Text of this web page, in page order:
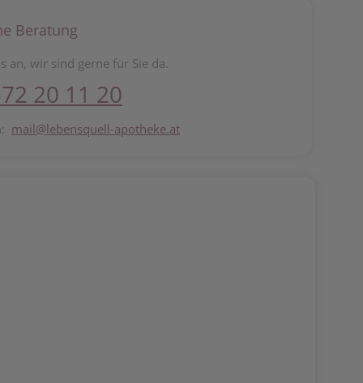
Beratung
an, wir sind gerne für Sie da.
20 11 20
mail@lebensquell-apotheke.at